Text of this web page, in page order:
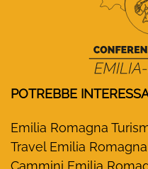
POTREBBE
Emilia Romagna
Travel Emilia Romagna
Cammini Emilia